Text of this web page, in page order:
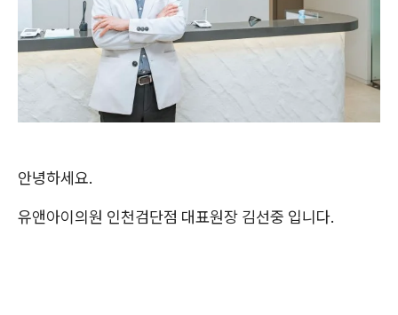
안녕하세요.
유앤아이의원 인천검단점 대표원장 김선중 입니다.